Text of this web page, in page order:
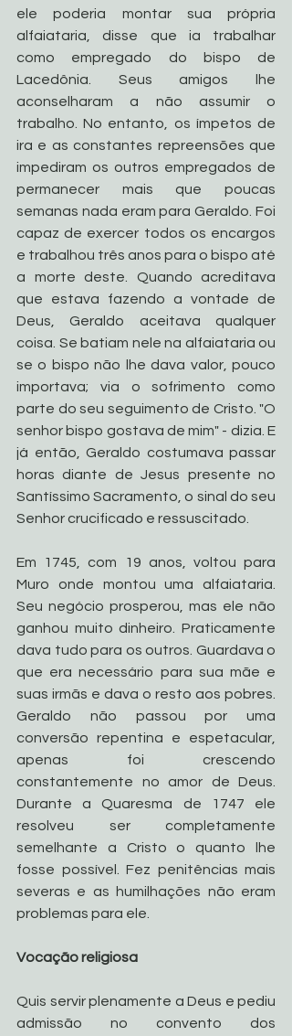
ele poderia montar sua própria
alfaiataria, disse que ia trabalhar
como empregado do bispo de
Lacedônia. Seus amigos lhe
aconselharam a não assumir o
trabalho. No entanto, os ímpetos de
ira e as constantes repreensões que
impediram os outros empregados de
permanecer mais que poucas
semanas nada eram para Geraldo. Foi
capaz de exercer todos os encargos
e trabalhou três anos para o bispo até
a morte deste. Quando acreditava
que estava fazendo a vontade de
Deus, Geraldo aceitava qualquer
coisa. Se batiam nele na alfaiataria ou
se o bispo não lhe dava valor, pouco
importava; via o sofrimento como
parte do seu seguimento de Cristo. "O
senhor bispo gostava de mim" - dizia. E
já então, Geraldo costumava passar
horas diante de Jesus presente no
Santíssimo Sacramento, o sinal do seu
Senhor crucificado e ressuscitado.
Em 1745, com 19 anos, voltou para
Muro onde montou uma alfaiataria.
Seu negócio prosperou, mas ele não
ganhou muito dinheiro. Praticamente
dava tudo para os outros. Guardava o
que era necessário para sua mãe e
suas irmãs e dava o resto aos pobres.
Geraldo não passou por uma
conversão repentina e espetacular,
apenas foi crescendo
constantemente no amor de Deus.
Durante a Quaresma de 1747 ele
resolveu ser completamente
semelhante a Cristo o quanto lhe
fosse possível. Fez penitências mais
severas e as humilhações não eram
problemas para ele.
Vocação religiosa
Quis servir plenamente a Deus e pediu
admissão no convento dos